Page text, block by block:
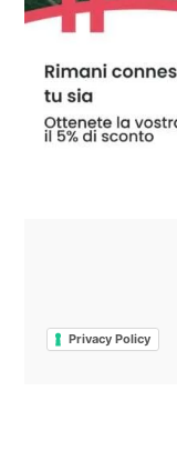
Privacy Policy